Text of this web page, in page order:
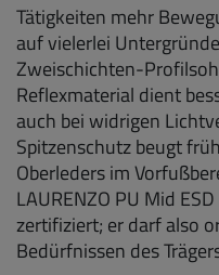
Tätigkeiten mehr
auf vielerlei
Zweischichten-
Reflexmaterial dient
auch bei widrigen
Spitzenschutz beugt
Oberleders im
LAURENZO PU Mid
zertifiziert; er darf also
Bedürfnissen des